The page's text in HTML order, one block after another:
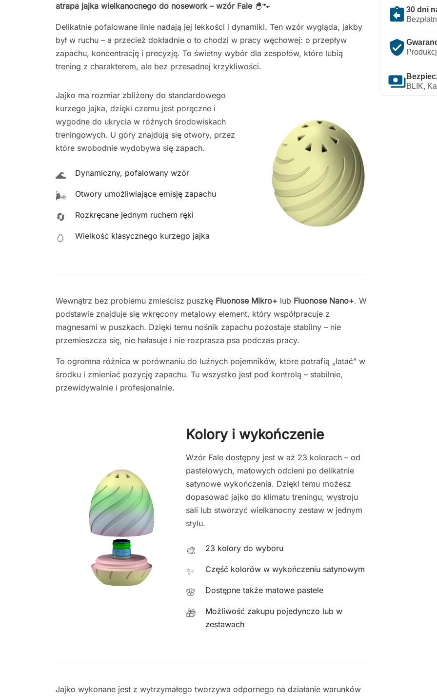
assignment_return 30 dni
verified_user
paymentsBLIK,
atrapa jajka wielkanocnego do nosework – wzór Fale🐣🐾
Delikatnie pofalowane linie nadają jej lekkości i dynamiki. Ten wzór wygląda, jakby
był w ruchu – a przecież dokładnie o to chodzi w pracy węchowej: o przepływ
zapachu, koncentrację i precyzję. To świetny wybór dla zespołów, które lubią
trening z charakterem, ale bez przesadnej krzykliwości.
Jajko ma rozmiar zbliżony do standardowego
kurzego jajka, dzięki czemu jest poręczne i
wygodne do ukrycia w różnych środowiskach
treningowych. U góry znajdują się otwory, przez
które swobodnie wydobywa się zapach.
🌊 Dynamiczny, pofalowany wzór
🌬️ Otwory umożliwiające emisję zapachu
🔄 Rozkręcane jednym ruchem ręki
🥚 Wielkość klasycznego kurzego jajka
Wewnątrz bez problemu zmieścisz puszkę Fluonose Mikro+ lub Fluonose Nano+. W
podstawie znajduje się wkręcony metalowy element, który współpracuje z
magnesami w puszkach. Dzięki temu nośnik zapachu pozostaje stabilny – nie
przemieszcza się, nie hałasuje i nie rozprasza psa podczas pracy.
To ogromna różnica w porównaniu do luźnych pojemników, które potrafią „latać” w
środku i zmieniać pozycję zapachu. Tu wszystko jest pod kontrolą – stabilnie,
przewidywalnie i profesjonalnie.
Kolory i wykończenie
Wzór Fale dostępny jest w aż 23 kolorach – od
pastelowych, matowych odcieni po delikatnie
satynowe wykończenia. Dzięki temu możesz
dopasować jajko do klimatu treningu, wystroju
sali lub stworzyć wielkanocny zestaw w jednym
stylu.
🎨 23 kolory do wyboru
✨ Część kolorów w wykończeniu satynowym
🌸 Dostępne także matowe pastele
🎁
Możliwość zakupu pojedynczo lub w
zestawach
Jajko wykonane jest z wytrzymałego tworzywa odpornego na działanie warunków